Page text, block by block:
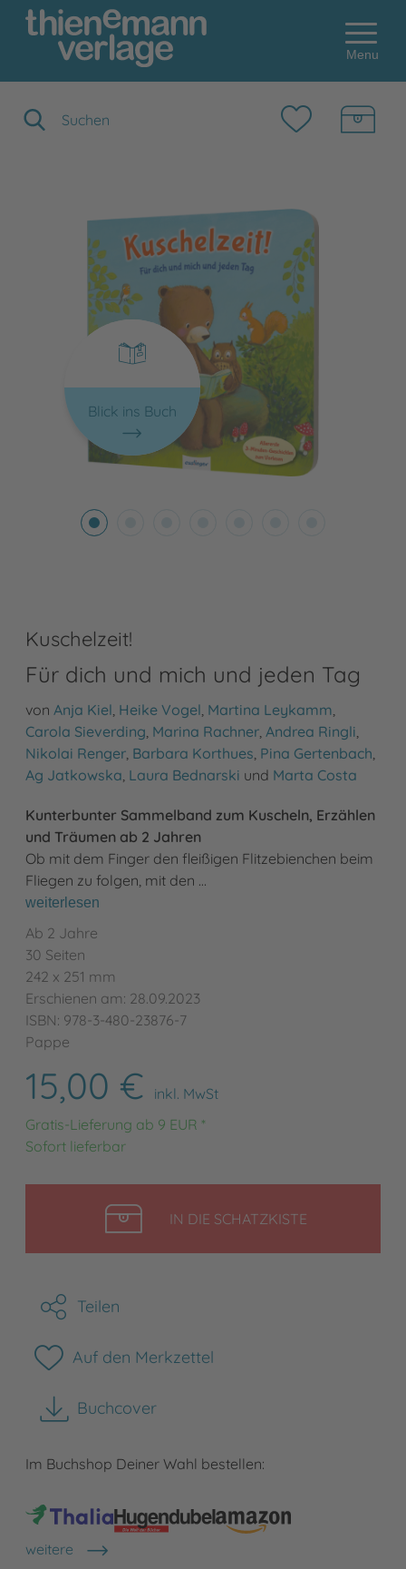
Menu
Blick ins Buch
Kuschelzeit!
Für dich und mich und jeden Tag
von Anja Kiel, Heike Vogel, Martina Leykamm,
Carola Sieverding, Marina Rachner, Andrea Ringli,
Nikolai Renger, Barbara Korthues, Pina Gertenbach,
Ag Jatkowska, Laura Bednarski und Marta Costa
Kunterbunter Sammelband zum Kuscheln, Erzählen
und Träumen ab 2 Jahren
Ob mit dem Finger den fleißigen Flitzebienchen beim
Fliegen zu folgen, mit den …
weiterlesen
Ab 2 Jahre
30 Seiten
242 x 251 mm
Erschienen am: 28.09.2023
ISBN: 978-3-480-23876-7
Pappe
15,00 €
inkl. MwSt
Gratis-Lieferung ab 9 EUR *
Sofort lieferbar
IN DIE SCHATZKISTELEGEN
Teilen
Auf den Merkzettel
Buchcover
herunterladen
Im Buchshop Deiner Wahl bestellen:
weitere
Shops anzeigen